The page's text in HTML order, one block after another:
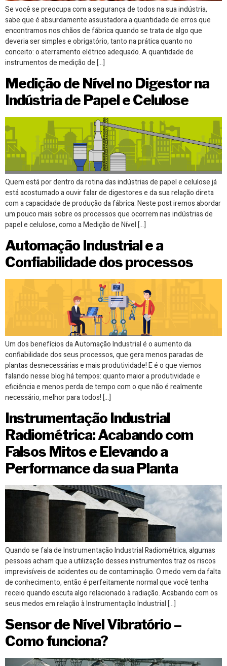
Se você se preocupa com a segurança de todos na sua indústria,
sabe que é absurdamente assustadora a quantidade de erros que
encontramos nos chãos de fábrica quando se trata de algo que
deveria ser simples e obrigatório, tanto na prática quanto no
conceito: o aterramento elétrico adequado. A quantidade de
instrumentos de medição de […]
Medição de Nível no Digestor na
Indústria de Papel e Celulose
Quem está por dentro da rotina das indústrias de papel e celulose já
está acostumado a ouvir falar de digestores e da sua relação direta
com a capacidade de produção da fábrica. Neste post iremos abordar
um pouco mais sobre os processos que ocorrem nas indústrias de
papel e celulose, como a Medição de Nível […]
Automação Industrial e a
Confiabilidade dos processos
Um dos benefícios da Automação Industrial é o aumento da
confiabilidade dos seus processos, que gera menos paradas de
plantas desnecessárias e mais produtividade! E é o que viemos
falando nesse blog há tempos: quanto maior a produtividade e
eficiência e menos perda de tempo com o que não é realmente
necessário, melhor para todos! […]
Instrumentação Industrial
Radiométrica: Acabando com
Falsos Mitos e Elevando a
Performance da sua Planta
Quando se fala de Instrumentação Industrial Radiométrica, algumas
pessoas acham que a utilização desses instrumentos traz os riscos
imprevisíveis de acidentes ou de contaminação. O medo vem da falta
de conhecimento, então é perfeitamente normal que você tenha
receio quando escuta algo relacionado à radiação. Acabando com os
seus medos em relação à Instrumentação Industrial […]
Sensor de Nível Vibratório –
Como funciona?